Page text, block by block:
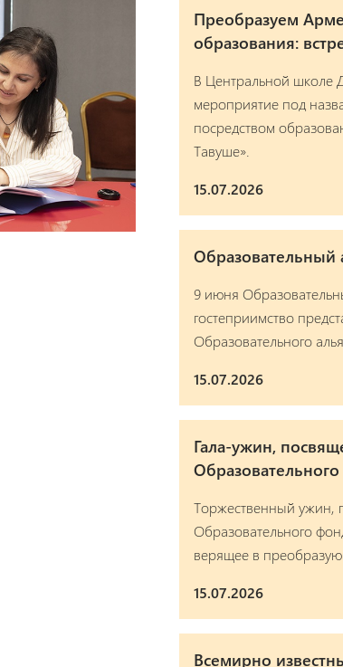
Преобразуем
образования:
В Центральной школе
мероприятие под
посредством
Тавуше».
15.07.2026
Образовательный
9 июня
гостеприимство
Образовательного
15.07.2026
Гала-ужин,
Торжественный ужин,
Образовательного
верящее в
15.07.2026
Всемирно